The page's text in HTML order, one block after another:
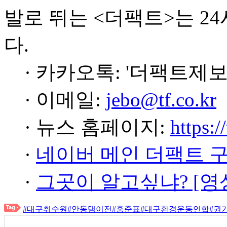
발로 뛰는 <더팩트>는
다.
· 카카오톡: '더팩트제
· 이메일: jebo@tf.co.kr
· 뉴스 홈페이지:
· 네이버 메인 더팩트
· 그곳이 알고싶냐? [
#대구취수원#안동댐이전#홍준표#대구환경운동연합#권